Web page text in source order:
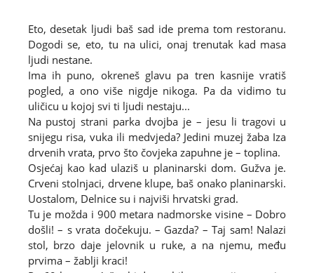
Eto, desetak ljudi baš sad ide prema tom restoranu.
Dogodi se, eto, tu na ulici, onaj trenutak kad masa
ljudi nestane.
Ima ih puno, okreneš glavu pa tren kasnije vratiš
pogled, a ono više nigdje nikoga. Pa da vidimo tu
uličicu u kojoj svi ti ljudi nestaju...
Na pustoj strani parka dvojba je – jesu li tragovi u
snijegu risa, vuka ili medvjeda? Jedini muzej žaba Iza
drvenih vrata, prvo što čovjeka zapuhne je – toplina.
Osjećaj kao kad ulaziš u planinarski dom. Gužva je.
Crveni stolnjaci, drvene klupe, baš onako planinarski.
Uostalom, Delnice su i najviši hrvatski grad.
Tu je možda i 900 metara nadmorske visine – Dobro
došli! – s vrata dočekuju. – Gazda? – Taj sam! Nalazi
stol, brzo daje jelovnik u ruke, a na njemu, među
prvima – žablji kraci!